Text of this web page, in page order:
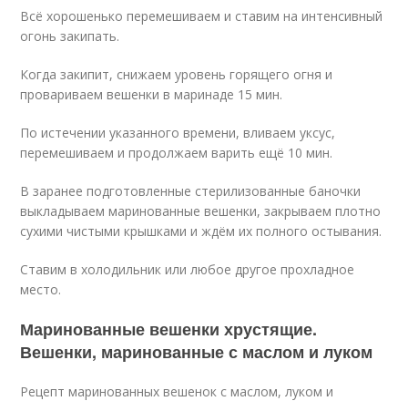
Всё хорошенько перемешиваем и ставим на интенсивный
огонь закипать.
Когда закипит, снижаем уровень горящего огня и
провариваем вешенки в маринаде 15 мин.
По истечении указанного времени, вливаем уксус,
перемешиваем и продолжаем варить ещё 10 мин.
В заранее подготовленные стерилизованные баночки
выкладываем маринованные вешенки, закрываем плотно
сухими чистыми крышками и ждём их полного остывания.
Ставим в холодильник или любое другое прохладное
место.
Маринованные вешенки хрустящие.
Вешенки, маринованные с маслом и луком
Рецепт маринованных вешенок с маслом, луком и